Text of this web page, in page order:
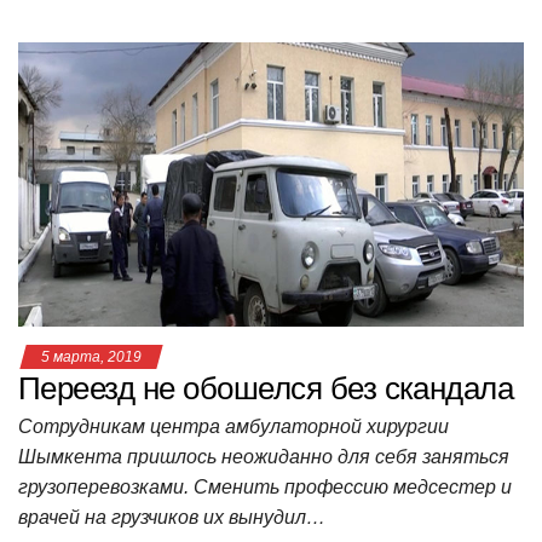
at
s
A
p
p
c
e
b
o
o
k
tt
er
n
o
kl
a
ss
ni
ki
e
gr
a
m
.R
u
er п
р
а
в
и
т
ь
5 марта, 2019
Переезд не обошелся без скандала
Сотрудникам центра амбулаторной хирургии
Шымкента пришлось неожиданно для себя заняться
грузоперевозками. Сменить профессию медсестер и
врачей на грузчиков их вынудил…